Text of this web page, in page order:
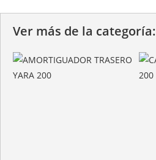
Ver más de la categoría: